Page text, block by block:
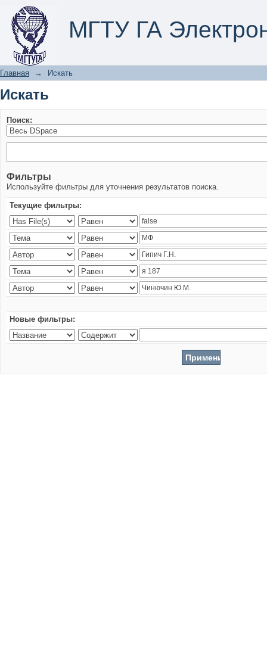
МГТУ ГА
Искать
Главная → Искать
Искать
Поиск:
Фильтры
Используйте фильтры для уточнения результатов поиска.
Текущие фильтры:
Новые фильтры: